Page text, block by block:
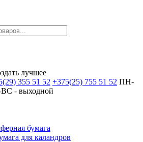
лучшее
355 51 52 +375(25) 755 51 52 ПН-
ВС - выходной
бумага
для каландров